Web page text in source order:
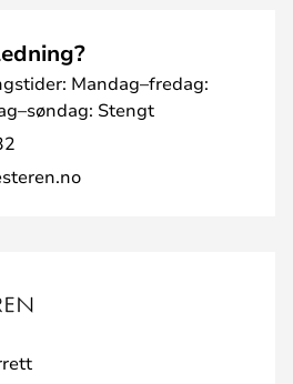
Mandag–fredag:
Stengt